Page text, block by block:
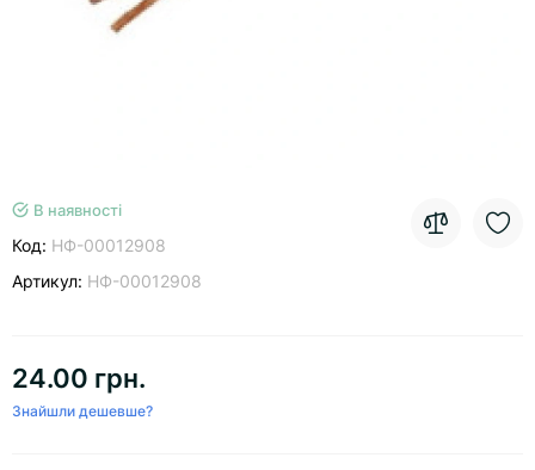
В наявності
Код: НФ-00012908
Артикул: НФ-00012908
24.00 грн.
Знайшли дешевше?